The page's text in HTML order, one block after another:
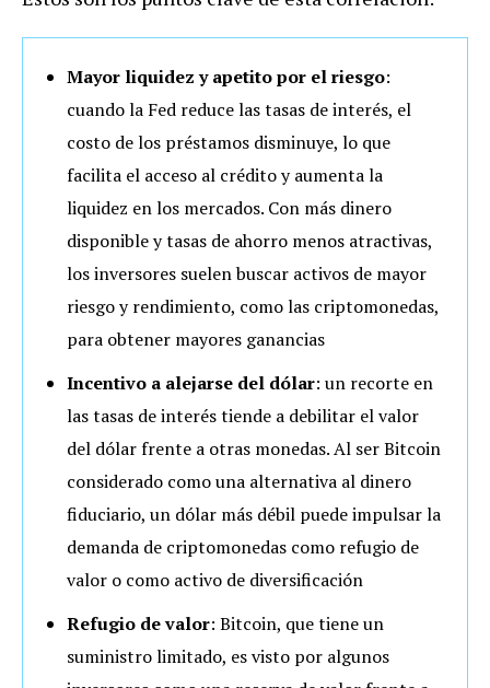
Mayor liquidez y apetito por el riesgo:
cuando la Fed reduce las tasas de interés, el
costo de los préstamos disminuye, lo que
facilita el acceso al crédito y aumenta la
liquidez en los mercados. Con más dinero
disponible y tasas de ahorro menos atractivas,
los inversores suelen buscar activos de mayor
riesgo y rendimiento, como las criptomonedas,
para obtener mayores ganancias
Incentivo a alejarse del dólar: un recorte en
las tasas de interés tiende a debilitar el valor
del dólar frente a otras monedas. Al ser Bitcoin
considerado como una alternativa al dinero
fiduciario, un dólar más débil puede impulsar la
demanda de criptomonedas como refugio de
valor o como activo de diversificación
Refugio de valor: Bitcoin, que tiene un
suministro limitado, es visto por algunos